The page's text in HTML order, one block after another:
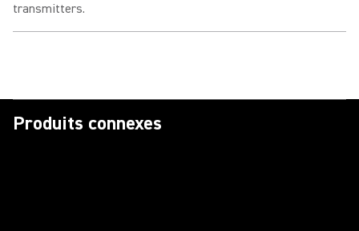
transmitters.
Produits connexes